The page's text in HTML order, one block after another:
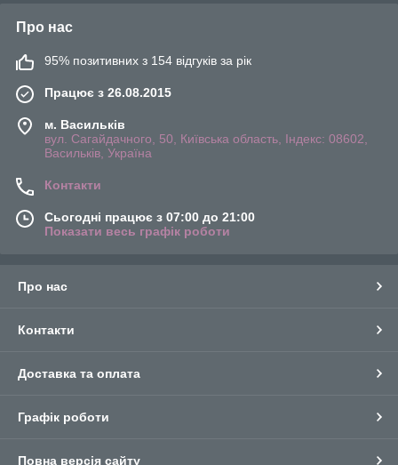
Про нас
95% позитивних з 154 відгуків за рік
Працює з 26.08.2015
м. Васильків
вул. Сагайдачного, 50, Київська область, Індекс: 08602,
Васильків, Україна
Контакти
Сьогодні працює з 07:00 до 21:00
Показати весь графік роботи
Про нас
Контакти
Доставка та оплата
Графік роботи
Повна версія сайту